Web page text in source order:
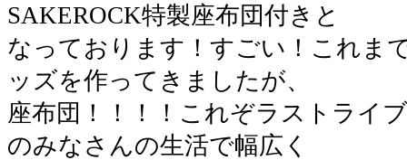
SAKEROCK特製座布団付きと
なっております！すごい！これま
ッズを作ってきましたが、
座布団！！！！これぞラストライ
のみなさんの生活で幅広く